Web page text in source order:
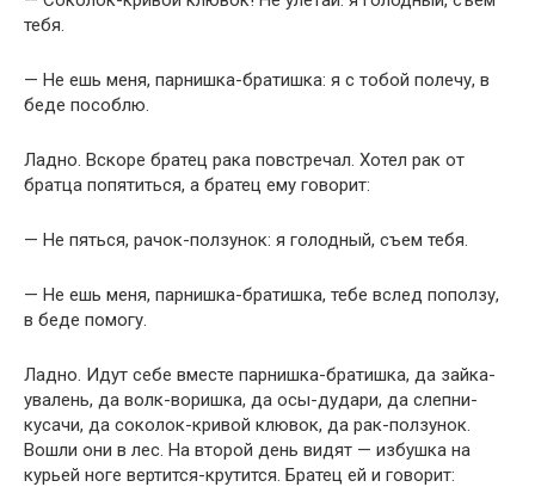
тебя.
— Не ешь меня, парнишка-братишка: я с тобой полечу, в
беде пособлю.
Ладно. Вскоре братец рака повстречал. Хотел рак от
братца попятиться, а братец ему говорит:
— Не пяться, рачок-ползунок: я голодный, съем тебя.
— Не ешь меня, парнишка-братишка, тебе вслед поползу,
в беде помогу.
Ладно. Идут себе вместе парнишка-братишка, да зайка-
увалень, да волк-воришка, да осы-дудари, да слепни-
кусачи, да соколок-кривой клювок, да рак-ползунок.
Вошли они в лес. На второй день видят — избушка на
курьей ноге вертится-крутится. Братец ей и говорит: